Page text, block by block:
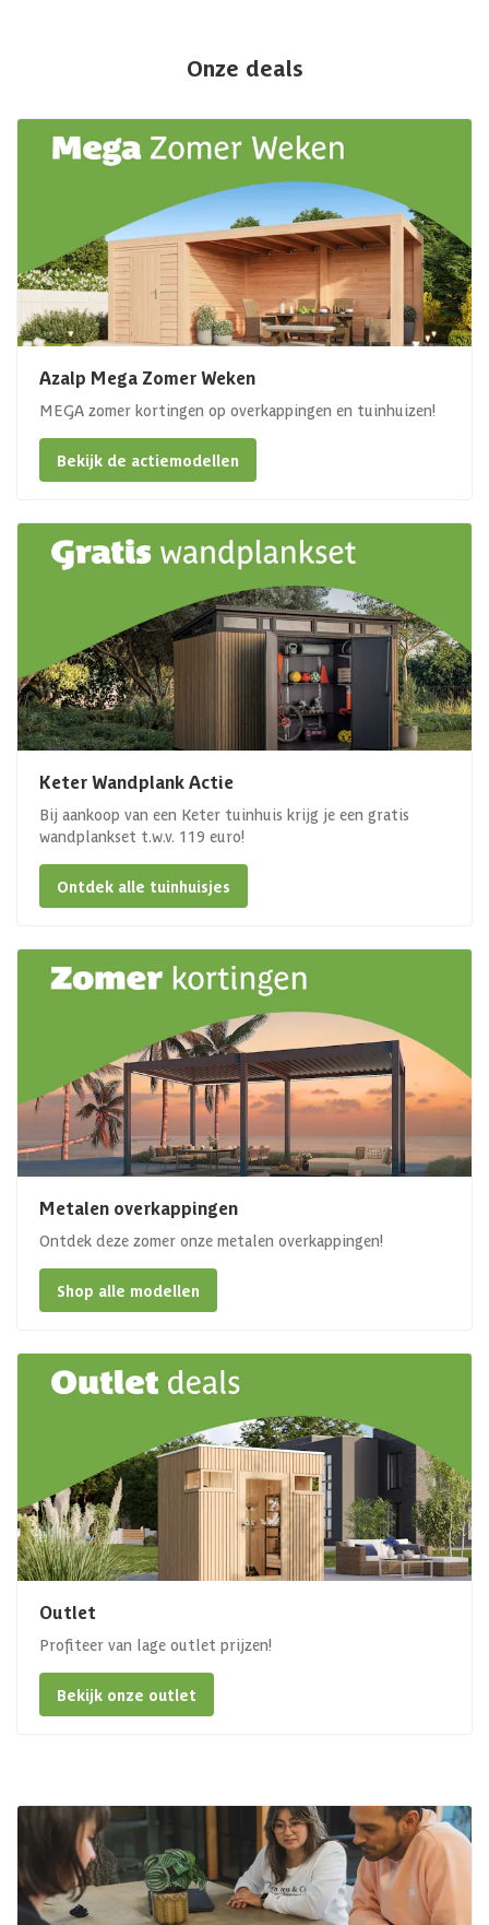
Onze deals
Azalp Mega Zomer Weken
MEGA zomer kortingen op overkappingen en tuinhuizen!
Bekijk de actiemodellen
Keter Wandplank Actie
Bij aankoop van een Keter tuinhuis krijg je een gratis
wandplankset t.w.v. 119 euro!
Ontdek alle tuinhuisjes
Metalen overkappingen
Ontdek deze zomer onze metalen overkappingen!
Shop alle modellen
Outlet
Profiteer van lage outlet prijzen!
Bekijk onze outlet